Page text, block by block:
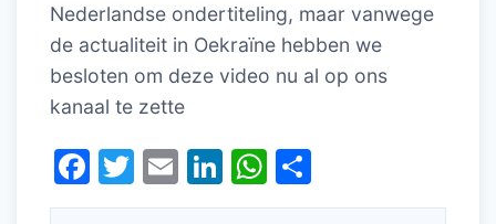
Nederlandse ondertiteling, maar vanwege
de actualiteit in Oekraïne hebben we
besloten om deze video nu al op ons
kanaal te zette
F
a
T
w
E
m
Li
n
W
h el